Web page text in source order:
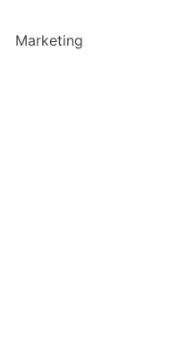
Marketing